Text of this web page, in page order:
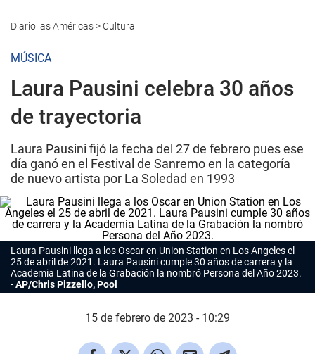
Diario las Américas> Cultura
MÚSICA
Laura Pausini celebra 30 años
de trayectoria
Laura Pausini fijó la fecha del 27 de febrero pues ese
día ganó en el Festival de Sanremo en la categoría
de nuevo artista por La Soledad en 1993
Laura Pausini llega a los Oscar en Union Station en Los Angeles el
25 de abril de 2021. Laura Pausini cumple 30 años de carrera y la
Academia Latina de la Grabación la nombró Persona del Año 2023.
AP/Chris Pizzello, Pool
15 de febrero de 2023 - 10:29